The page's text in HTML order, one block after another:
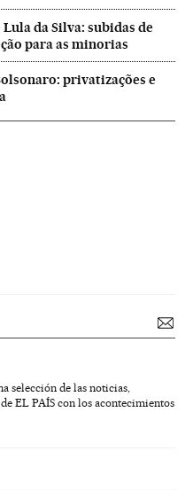
da Silva: subidas de
para as minorias
privatizações e
selección de las noticias,
EL PAÍS con los acontecimientos